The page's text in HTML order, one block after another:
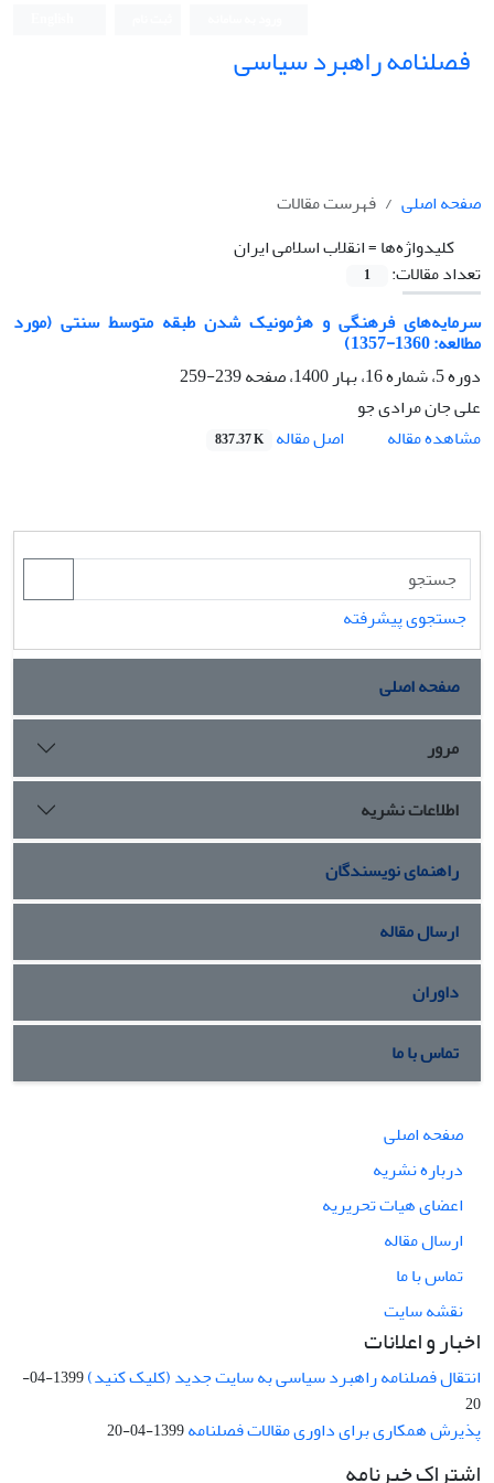
فصلنامه راهبرد سیاسی
صفحه اصلی
فهرست مقالات
کلیدواژه‌ها =انقلاب اسلامی ایران
تعداد مقالات:
1
سرمایه‌های فرهنگی و هژمونیک شدن طبقه متوسط سنتی (مورد
مطالعه: 1360-1357)
دوره 5، شماره 16، بهار 1400، صفحه
239-259
علی جان مرادی جو
مشاهده مقاله
اصل مقاله 837.37 K
جستجوی پیشرفته
صفحه اصلی
مرور
اطلاعات نشریه
راهنمای نویسندگان
ارسال مقاله
داوران
تماس با ما
صفحه اصلی
درباره نشریه
اعضای هیات تحریریه
ارسال مقاله
تماس با ما
نقشه سایت
اخبار و اعلانات
انتقال فصلنامه راهبرد سیاسی به سایت جدید (کلیک کنید)
1399-04-
20
پذیرش همکاری برای داوری مقالات فصلنامه1399-04-20
اشتراک خبرنامه